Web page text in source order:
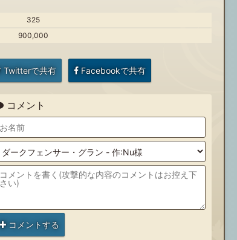
325
900,000
Twitterで共有 Facebookで共有
コメント
コメントする